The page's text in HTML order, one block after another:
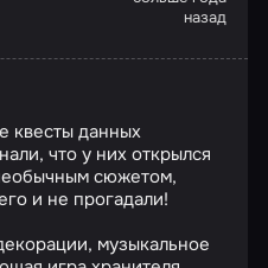
назад
квесты данных
что у них открылся
сюжетом,
и не прогадали!
музыкальное